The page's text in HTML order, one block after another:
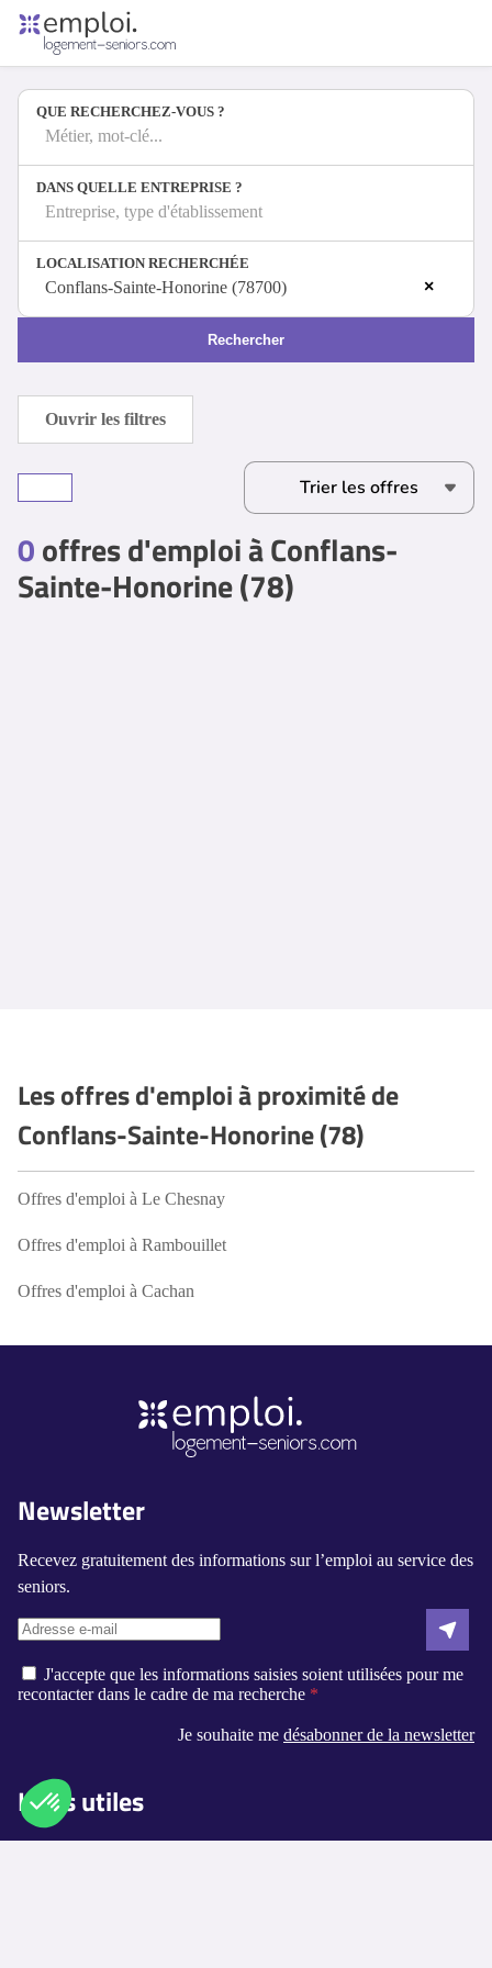
Offres d'emploi
Entreprises
Métiers
Se connecter
Espace candidat
Espace recruteur
QUE RECHERCHEZ-VOUS ?
Métier, mot-clé...
DANS QUELLE ENTREPRISE ?
Entreprise, type d'établissement
LOCALISATION RECHERCHÉE
×
Conflans-Sainte-Honorine (78700)
Rechercher
0offres d'emploi à Conflans-
Sainte-Honorine (78)
Ouvrir les filtres
Les offres d'emploi à proximité de
Conflans-Sainte-Honorine (78)
Offres d'emploi à Le Chesnay
Offres d'emploi à Rambouillet
Offres d'emploi à Cachan
Newsletter
Recevez gratuitement des informations sur l’emploi au service des
seniors.
J'accepte que les informations saisies soient utilisées pour me
recontacter dans le cadre de ma recherche
Je souhaite me désabonner de la newsletter
Liens utiles